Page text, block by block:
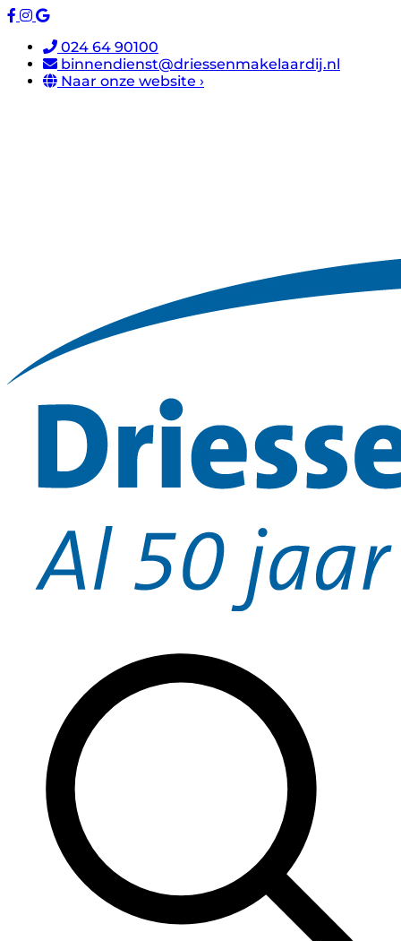
024 64 90100
binnendienst@driessenmakelaardij.nl
Naar onze website ›